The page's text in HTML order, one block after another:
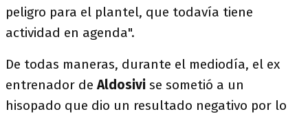
peligro para el plantel, que todavía tiene
actividad en agenda".
De todas maneras, durante el mediodía, el ex
entrenador deAldosivi se sometió a un
hisopado que dio un resultado negativo por lo